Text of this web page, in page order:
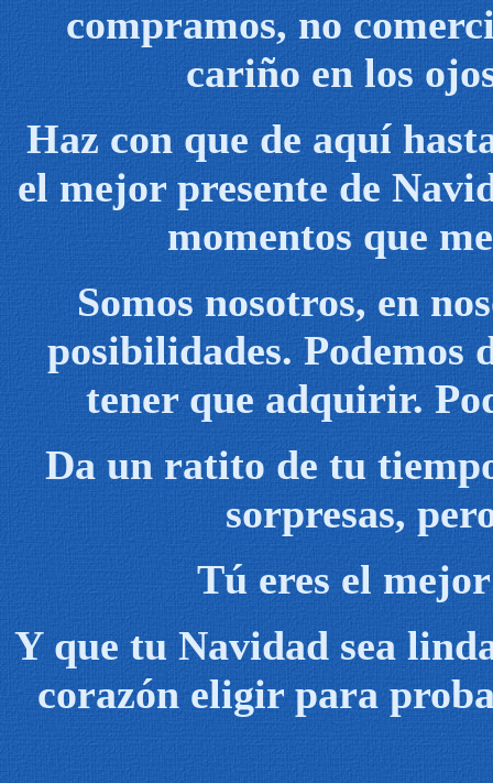
compramos, no
cariño en los
Haz con que de aquí
el mejor presente de
momentos que
Somos nosotros, en
posibilidades. Podemos
tener que adquirir.
Da un ratito de tu
sorpresas,
Tú eres el
Y que tu Navidad sea
corazón eligir para